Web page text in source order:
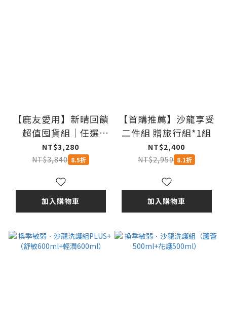
【鹿友愛用】新晴回饋
超值囤貨組｜任選
600ml×3入
NT$3,280
NT$3,840 8.5折
加入購物車
【首購推薦】沙龍享受
二件組 贈旅行組*1組
NT$2,400
NT$2,959 8.1折
加入購物車